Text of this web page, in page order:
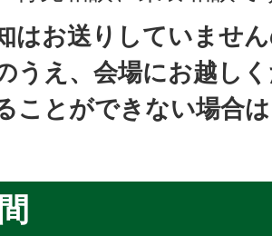
はお送りしていませ
うえ、会場にお越し
ことができない場合